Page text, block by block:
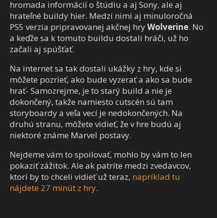
hromada informácií o štúdiu a aj Sony, ale aj
hrateľné buildy hier. Medzi nimi aj minuloročná
PS5 verzia pripravovanej akčnej hryWolverine. No
a keďže sa k tomuto buildu dostali hráči, už ho
začali aj spúšťať.
Na internet sa tak dostali ukážky z hry, kde si
môžete pozrieť, ako bude vyzerať a ako sa bude
hrať- Samozrejme, je to starý build a nie je
dokončený, takže namiesto cutscén sú tam
storyboardy a veľa vecí je nedokončených. Na
druhú stranu, môžete vidieť, že v hre budú aj
niektoré známe Marvel postavy.
Nejdeme vám to spoilovať, mohlo by vám to len
pokaziť zážitok. Ale ak patríte medzi zvedavcov,
ktorí by to chceli vidieť už teraz, napríklad tu
nájdete 27 minút z hry.